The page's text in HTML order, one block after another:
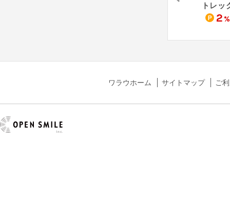
トレッ
2 %
ワラウホーム サイトマップ ご